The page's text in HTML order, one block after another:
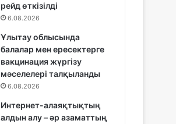
рейд өткізілді
6.08.2026
Ұлытау облысында
балалар мен ересектерге
вакцинация жүргізу
мәселелері талқыланды
6.08.2026
Интернет-алаяқтықтың
алдын алу – әр азаматтың